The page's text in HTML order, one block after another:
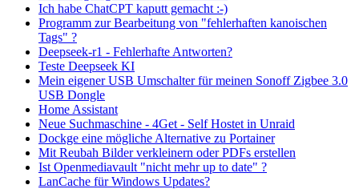
Ich habe ChatCPT kaputt gemacht :-)
Programm zur Bearbeitung von "fehlerhaften kanoischen
Tags" ?
Deepseek-r1 - Fehlerhafte Antworten?
Teste Deepseek KI
Mein eigener USB Umschalter für meinen Sonoff Zigbee 3.0
USB Dongle
Home Assistant
Neue Suchmaschine - 4Get - Self Hostet in Unraid
Dockge eine mögliche Alternative zu Portainer
Mit Reubah Bilder verkleinern oder PDFs erstellen
Ist Openmediavault "nicht mehr up to date" ?
LanCache für Windows Updates?